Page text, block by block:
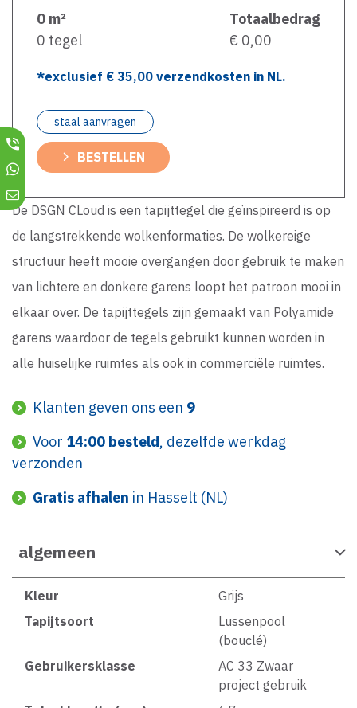
0 m²
0 tegel
Totaalbedrag
€ 0,00
*exclusief € 35,00 verzendkosten in NL.
staal aanvragen
BESTELLEN
De DSGN CLoud is een tapijttegel die geïnspireerd is op
de langstrekkende wolkenformaties. De wolkereige
structuur heeft mooie overgangen door gebruik te maken
van lichtere en donkere garens loopt het patroon mooi in
elkaar over. De tapijttegels zijn gemaakt van Polyamide
garens waardoor de tegels gebruikt kunnen worden in
alle huiselijke ruimtes als ook in commerciële ruimtes.
Klanten geven ons een 9
Voor 14:00 besteld, dezelfde werkdag
verzonden
Gratis afhalen in Hasselt (NL)
algemeen
Kleur
Grijs
Tapijtsoort
Lussenpool
(bouclé)
Gebruikersklasse
AC 33 Zwaar
project gebruik